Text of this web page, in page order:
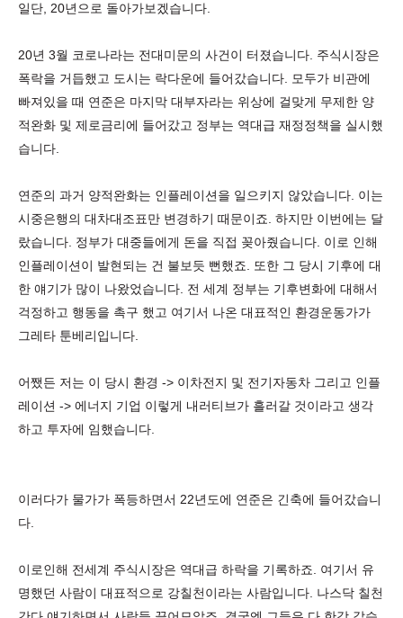
일단, 20년으로 돌아가보겠습니다.
20년 3월 코로나라는 전대미문의 사건이 터졌습니다. 주식시장은
폭락을 거듭했고 도시는 락다운에 들어갔습니다. 모두가 비관에
빠져있을 때 연준은 마지막 대부자라는 위상에 걸맞게 무제한 양
적완화 및 제로금리에 들어갔고 정부는 역대급 재정정책을 실시했
습니다.
연준의 과거 양적완화는 인플레이션을 일으키지 않았습니다. 이는
시중은행의 대차대조표만 변경하기 때문이죠. 하지만 이번에는 달
랐습니다. 정부가 대중들에게 돈을 직접 꽂아줬습니다. 이로 인해
인플레이션이 발현되는 건 불보듯 뻔했죠. 또한 그 당시 기후에 대
한 얘기가 많이 나왔었습니다. 전 세계 정부는 기후변화에 대해서
걱정하고 행동을 촉구 했고 여기서 나온 대표적인 환경운동가가
그레타 툰베리입니다.
어쨌든 저는 이 당시 환경 -> 이차전지 및 전기자동차 그리고 인플
레이션 -> 에너지 기업 이렇게 내러티브가 흘러갈 것이라고 생각
하고 투자에 임했습니다.
이러다가 물가가 폭등하면서 22년도에 연준은 긴축에 들어갔습니
다.
이로인해 전세계 주식시장은 역대급 하락을 기록하죠. 여기서 유
명했던 사람이 대표적으로 강칠천이라는 사람입니다. 나스닥 칠천